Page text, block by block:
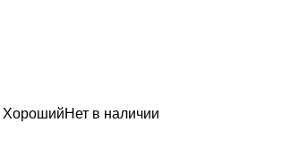
ХорошийНет в наличии